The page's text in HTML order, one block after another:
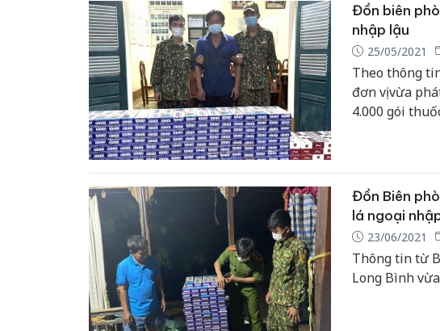
Đồn biên
nhập lậu
25/05/2021
Theo thông
đơn vị vừa
4.000 gói
Đồn Biên
lá ngoại
23/06/2021
Thông tin từ
Long Bình